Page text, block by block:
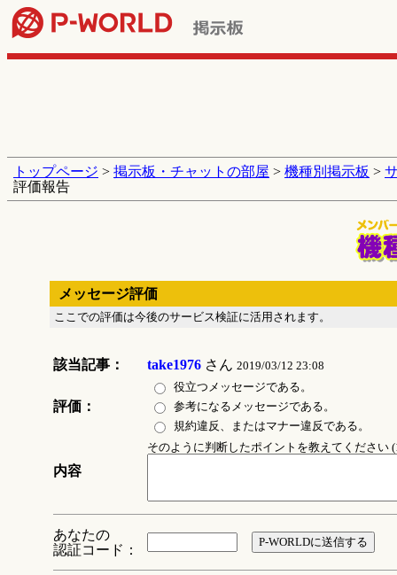
トップページ > 掲示板・チャットの部屋 > 機種別掲示板 >
評価報告
メッセージ評価
ここでの評価は今後のサービス検証に活用されます。
該当記事： take1976さん 2019/03/12 23:08
評価：
役立つメッセージである。
参考になるメッセージである。
規約違反、またはマナー違反である。
内容
そのように判断したポイントを教えてください
あなたの
認証コード：